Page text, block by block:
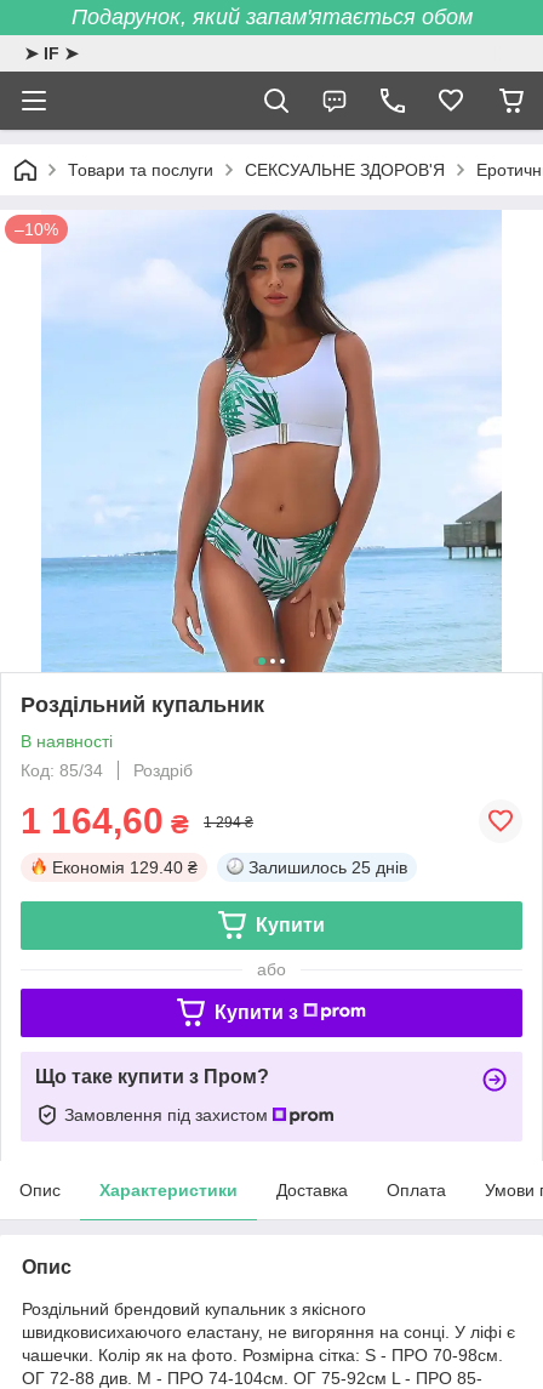
Подарунок, який запам'ятається обом
➤ IF ➤
Товари та послуги СЕКСУАЛЬНЕ ЗДОРОВ'Я
–10%
Роздільний купальник
В наявності
Код: 85/34
Роздріб
1 164,60 ₴ 1 294 ₴
Економія 129.40 ₴ Залишилось 25 днів
Купити
або
Купити з
Що таке купити з Пром?
Замовлення під захистом
Опис Характеристики Доставка Оплата Умови
Опис
Роздільний брендовий купальник з якісного
швидковисихаючого еластану, не вигоряння на сонці. У ліфі є
чашечки. Колір як на фото. Розмірна сітка: S - ПРО 70-98см.
ОГ 72-88 див. M - ПРО 74-104см. ОГ 75-92см L - ПРО 85-